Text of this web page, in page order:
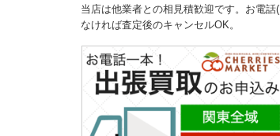
当店は他業者との相見積歓迎です。お電話
なければ査定後のキャンセルOK。